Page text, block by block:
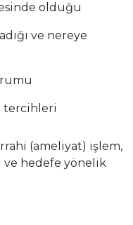
olduğu
ve nereye
tercihleri
(ameliyat) işlem,
ve hedefe yönelik